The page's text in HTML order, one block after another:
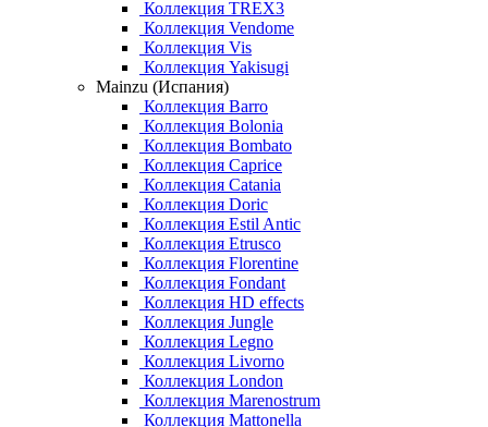
Коллекция TREX3
Коллекция Vendome
Коллекция Vis
Коллекция Yakisugi
Mainzu (Испания)
Коллекция Barro
Коллекция Bolonia
Коллекция Bombato
Коллекция Caprice
Коллекция Catania
Коллекция Doric
Коллекция Estil Antic
Коллекция Etrusco
Коллекция Florentine
Коллекция Fondant
Коллекция HD effects
Коллекция Jungle
Коллекция Legno
Коллекция Livorno
Коллекция London
Коллекция Marenostrum
Коллекция Mattonella